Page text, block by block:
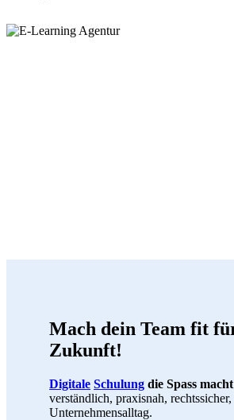
Mach dein Team fit
Zukunft!
Digitale Schulung die Spass macht
verständlich, praxisnah,
Unternehmensalltag.